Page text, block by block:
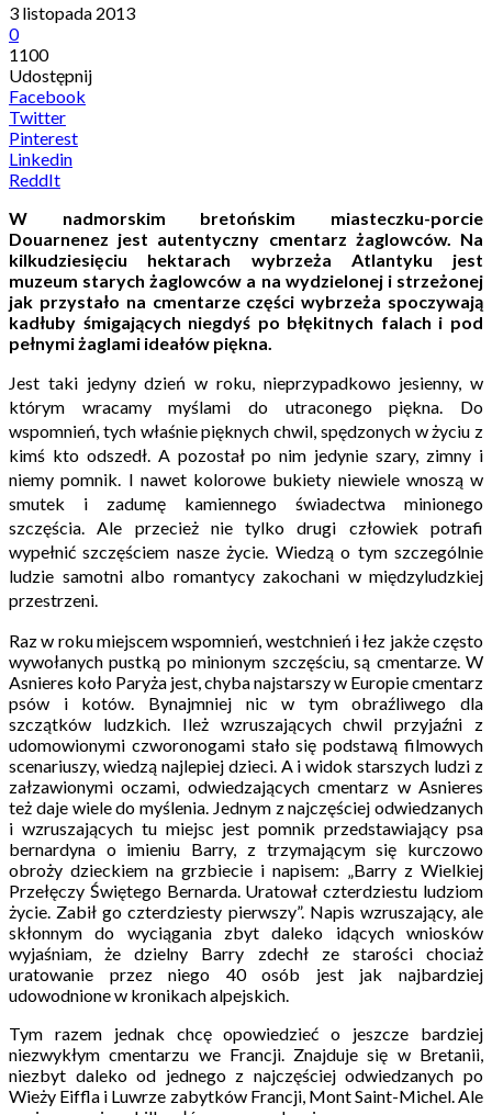
3 listopada 2013
0
1100
Udostępnij
Facebook
Twitter
Pinterest
Linkedin
ReddIt
W nadmorskim bretońskim miasteczku-porcie
Douarnenez jest autentyczny cmentarz żaglowców. Na
kilkudziesięciu hektarach wybrzeża Atlantyku jest
muzeum starych żaglowców a na wydzielonej i strzeżonej
jak przystało na cmentarze części wybrzeża spoczywają
kadłuby śmigających niegdyś po błękitnych falach i pod
pełnymi żaglami ideałów piękna.
Jest taki jedyny dzień w roku, nieprzypadkowo jesienny, w
którym wracamy myślami do utraconego piękna. Do
wspomnień, tych właśnie pięknych chwil, spędzonych w życiu z
kimś kto odszedł. A pozostał po nim jedynie szary, zimny i
niemy pomnik. I nawet kolorowe bukiety niewiele wnoszą w
smutek i zadumę kamiennego świadectwa minionego
szczęścia. Ale przecież nie tylko drugi człowiek potrafi
wypełnić szczęściem nasze życie. Wiedzą o tym szczególnie
ludzie samotni albo romantycy zakochani w międzyludzkiej
przestrzeni.
Raz w roku miejscem wspomnień, westchnień i łez jakże często
wywołanych pustką po minionym szczęściu, są cmentarze. W
Asnieres koło Paryża jest, chyba najstarszy w Europie cmentarz
psów i kotów. Bynajmniej nic w tym obraźliwego dla
szczątków ludzkich. Ileż wzruszających chwil przyjaźni z
udomowionymi czworonogami stało się podstawą filmowych
scenariuszy, wiedzą najlepiej dzieci. A i widok starszych ludzi z
załzawionymi oczami, odwiedzających cmentarz w Asnieres
też daje wiele do myślenia. Jednym z najczęściej odwiedzanych
i wzruszających tu miejsc jest pomnik przedstawiający psa
bernardyna o imieniu Barry, z trzymającym się kurczowo
obroży dzieckiem na grzbiecie i napisem: „Barry z Wielkiej
Przełęczy Świętego Bernarda. Uratował czterdziestu ludziom
życie. Zabił go czterdziesty pierwszy”. Napis wzruszający, ale
skłonnym do wyciągania zbyt daleko idących wniosków
wyjaśniam, że dzielny Barry zdechł ze starości chociaż
uratowanie przez niego 40 osób jest jak najbardziej
udowodnione w kronikach alpejskich.
Tym razem jednak chcę opowiedzieć o jeszcze bardziej
niezwykłym cmentarzu we Francji. Znajduje się w Bretanii,
niezbyt daleko od jednego z najczęściej odwiedzanych po
Wieży Eiffla i Luwrze zabytków Francji, Mont Saint-Michel. Ale